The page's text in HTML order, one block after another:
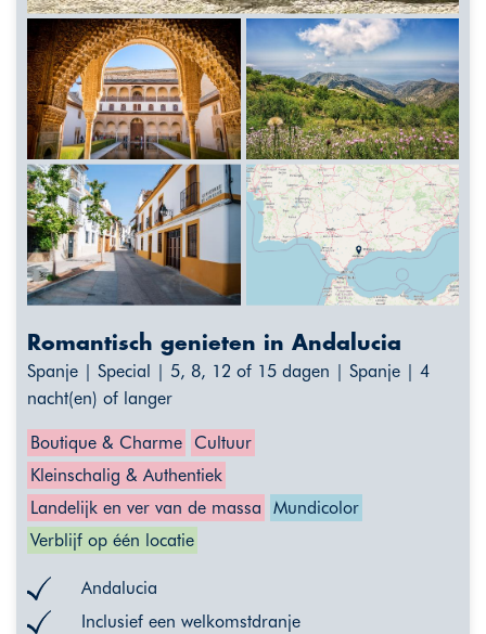
Romantisch genieten in Andalucia
Spanje | Special | 5, 8, 12 of 15 dagen | Spanje | 4
nacht(en) of langer
Boutique & Charme Cultuur
Kleinschalig & Authentiek
Landelijk en ver van de massa
Mundicolor
Verblijf op één locatie
Andalucia
Inclusief een welkomstdranje